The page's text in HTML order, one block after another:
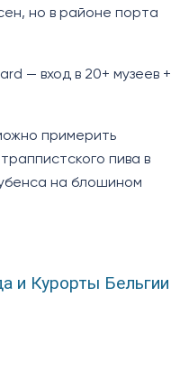
но в районе порта
— вход в 20+ музеев +
примерить
пива в
на блошином
и Курорты Бельгии